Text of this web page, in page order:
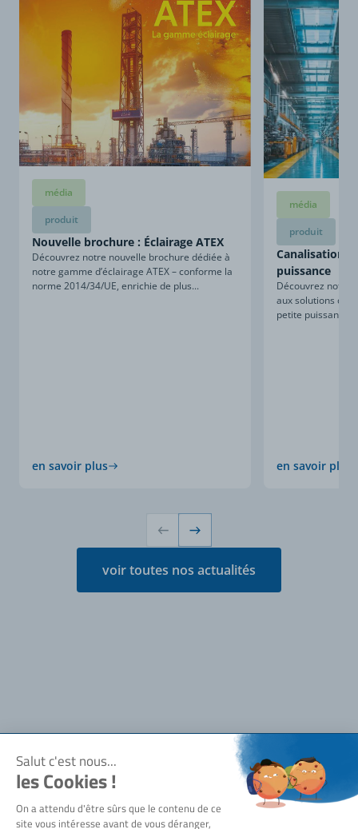
média
produit
Nouvelle brochure : Éclairage ATEX
Découvrez notre nouvelle brochure dédiée à
notre gamme d’éclairage ATEX – conforme la
norme 2014/34/UE, enrichie de plus...
en savoir plus
média
produit
Canalisations
puissance
Découvrez notre
aux solutions de
petite puissance.
en savoir plus
voir toutes nos actualités
Notre société
Qui sommes-nous ?